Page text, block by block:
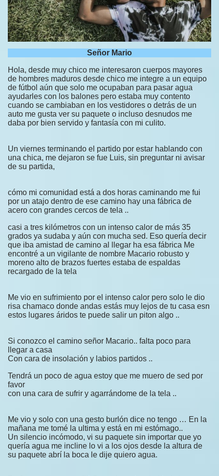
Señor Mario
Hola, desde muy chico me interesaron cuerpos mayores
de hombres maduros desde chico me integre a un equipo
de fútbol aún que solo me ocupaban para pasar agua
ayudarles con los balones pero estaba muy contento
cuando se cambiaban en los vestidores o detrás de un
auto me gusta ver su paquete o incluso desnudos me
daba por bien servido y fantasía con mi culito.
Un viernes terminando el partido por estar hablando con
una chica, me dejaron se fue Luis, sin preguntar ni avisar
de su partida,
cómo mi comunidad está a dos horas caminando me fui
por un atajo dentro de ese camino hay una fábrica de
acero con grandes cercos de tela ..
casi a tres kilómetros con un intenso calor de más 35
grados ya sudaba y aún con mucha sed. Eso quería decir
que iba amistad de camino al llegar ha esa fábrica Me
encontré a un vigilante de nombre Macario robusto y
moreno alto de brazos fuertes estaba de espaldas
recargado de la tela
Me vio en sufrimiento por el intenso calor pero solo le dio
risa chamaco donde andas estás muy lejos de tu casa esn
estos lugares áridos te puede salir un piton algo ..
Si conozco el camino señor Macario.. falta poco para
llegar a casa
Con cara de insolación y labios partidos ..
Tendrá un poco de agua estoy que me muero de sed por
favor
con una cara de sufrir y agarrándome de la tela ..
Me vio y solo con una gesto burlón dice no tengo … En la
mañana me tomé la ultima y está en mi estómago..
Un silencio incómodo, vi su paquete sin importar que yo
quería agua me incline lo vi a los ojos desde la altura de
su paquete abrí la boca le dije quiero agua.